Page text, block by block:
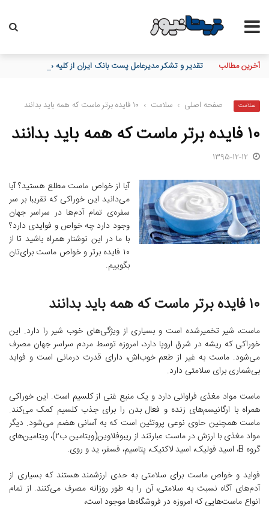
آخرین مطالب تقدیر و تشکر مدیرعامل پست بانک ایران از کلیه همکاران موثر در
سلامت صفحه اصلی › سلامت › ۱۰ فایده برتر ماست که همه باید بدانند
۱۰ فایده برتر ماست که همه باید بدانند
1395-12-12
آیا از خواص ماست مطلع هستید؟ آیا
می‌دانید این خوراکی که تقریبا بر سر
سفره‌ی تمام آدم‌ها در سراسر جهان
وجود دارد چه خواص و فوایدی دارد؟
با ما در این نوشتار همراه باشید تا از
۱۰ فایده برتر و خواص ماست برای‌تان
بگوییم.
۱۰ فایده برتر ماست که همه باید بدانند
ماست، شیر تخمیرشده است و بسیاری از ویژگی‌های خوب شیر را دارد. این
خوراکی که ریشه در شرق اروپا دارد، امروزه توسط مردم سراسر جهان مصرف
می‌شود. ماست به غیر از طعم خوب‌اش، دارای قدرت درمانی است و فواید
بی‌شماری برای سلامتی دارد.
ماست مواد مغذی فراوانی دارد و یک منبع غنی از کلسیم است. این خوراکی
همراه با ارگانیسم‌های زنده و فعال بدن را برای جذب کلسیم کمک می‌کند.
ماست همچنین حاوی نوعی پروتئین است که به آسانی هضم می‌شود. دیگر
مواد مغذی با ارزش در ماست عبارتند از ریبوفلاوین(ویتامین ب۲)، ویتامین‌های
گروه B، اسید فولیک، اسید لاکتیک، پتاسیم، فسفر، ید و روی.
فواید و خواص ماست برای سلامتی به حدی ارزشمند هستند که بسیاری از
آدم‌های آگاه نسبت به سلامتی، آن را به طور روزانه مصرف می‌کنند. از تمام
انواع ماست‌هایی که امروزه در فروشگاه‌ها موجود است،